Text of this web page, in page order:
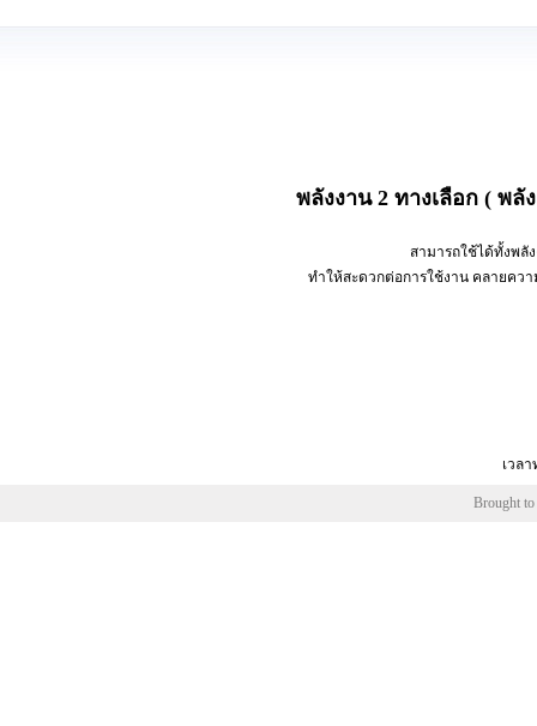
พลังงาน 2 ทางเลือก ( พ
สามารถใช้ได้ทั้งพลั
ทำให้สะดวกต่อการใช้งาน คลายคว
เวลา
Brought